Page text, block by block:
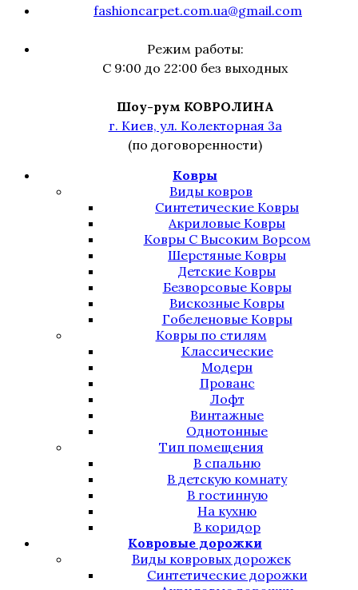
fashioncarpet.com.ua@gmail.com
Режим работы:
С 9:00 до 22:00 без выходных
Шоу-рум КОВРОЛИНА
г. Киев, ул. Колекторная 3а
(по договоренности)
Ковры
Виды ковров
Синтетические Ковры
Акриловые Ковры
Ковры С Высоким Ворсом
Шерстяные Ковры
Детские Ковры
Безворсовые Ковры
Вискозные Ковры
Гобеленовые Ковры
Ковры по стилям
Классические
Модерн
Прованс
Лофт
Винтажные
Однотонные
Тип помещения
В спальню
В детскую комнату
В гостинную
На кухню
В коридор
Ковровые дорожки
Виды ковровых дорожек
Синтетические дорожки